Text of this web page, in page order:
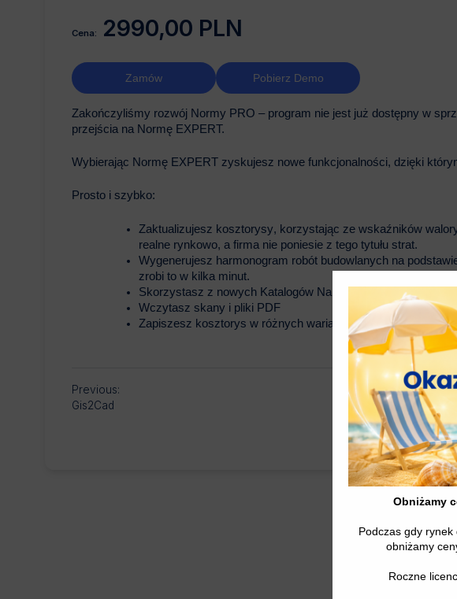
Cena: 2990,00 PLN
Zamów Pobierz Demo
Zakończyliśmy rozwój Normy PRO – program nie jest już dostępny w
przejścia na Normę EXPERT.
Wybierając Normę EXPERT zyskujesz nowe funkcjonalności, dzięki
Prosto i szybko:
Zaktualizujesz kosztorysy, korzystając ze wskaźników
realne rynkowo, a firma nie poniesie z tego tytułu strat.
Wygenerujesz harmonogram robót budowlanych na
zrobi to w kilka minut.
Skorzystasz z nowych Katalogów Nakładów Rzeczowych
Wczytasz skany i pliki PDF
Zapiszesz kosztorys w różnych wariantach
Previous:
Gis2Cad